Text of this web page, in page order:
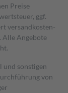
Preise
ggf.
versand­kosten­
Alle Angebote
und sonstigen
von